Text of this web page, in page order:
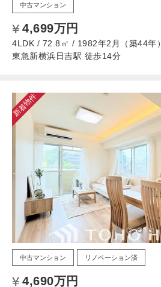
中古マンション
4,699万円
4LDK / 72.8㎡ / 1982年2月（築44年）
東急新横浜日吉駅 徒歩14分
新着物件
中古マンション リノベーション済
4,690万円